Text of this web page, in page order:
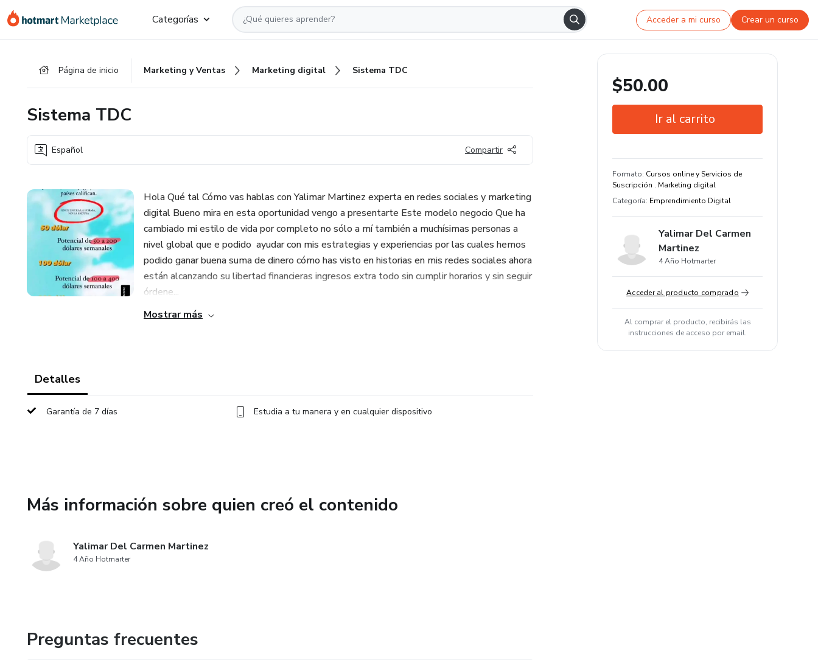
Categorías Acceder a mi curso Crear un curso
Página de inicio Marketing y Ventas Marketing digital Sistema TDC
Sistema TDC
Español Compartir
Hola Qué tal Cómo vas hablas con Yalimar Martinez experta en redes sociales y marketing
digital Bueno mira en esta oportunidad vengo a presentarte Este modelo negocio Que ha
cambiado mi estilo de vida por completo no sólo a mí también a muchísimas personas a
nivel global que e podido ayudar con mis estrategias y experiencias por las cuales hemos
podido ganar buena suma de dinero cómo has visto en historias en mis redes sociales ahora
están alcanzando su libertad financieras ingresos extra todo sin cumplir horarios y sin seguir
órdene...
Mostrar más
Detalles
Garantía de 7 días Estudia a tu manera y en cualquier dispositivo
Más información sobre quien creó el contenido
Yalimar Del Carmen Martinez
4 Año Hotmarter
Preguntas frecuentes
$50.00
Ir al carrito
Estudia a tu manera y en cualquier
dispositivo
Formato: Cursos online y Servicios de
Suscripción . Marketing digital
Categoría: Emprendimiento Digital
Yalimar Del Carmen
Martinez
4 Año Hotmarter
Acceder al producto comprado
Al comprar el producto, recibirás las
instrucciones de acceso por email.